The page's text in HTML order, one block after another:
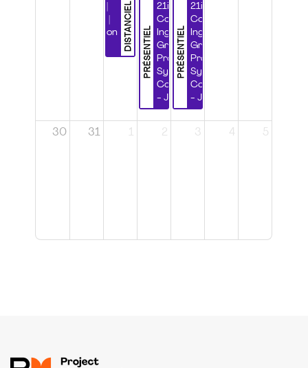
DISTANCIEL
Certification
PRÉSENTIEL
21ième
Congrès
Ingénierie
Grands
Projets et
Systèmes
Complexes
- Jour 1
PRÉSENTIEL
21ième
Congrès
Ingénierie
Grands
Projets et
Systèmes
Complexes
- Jour 2
30 31 1 2 3 4 5